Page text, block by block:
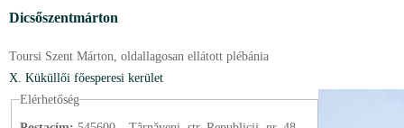
Dicsőszentmárton
Toursi Szent Márton, oldallagosan ellátott plébánia
X. Küküllői főesperesi kerület
Elérhetőség